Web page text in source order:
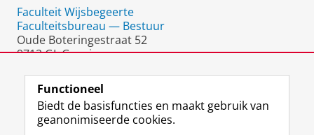
Faculteit Wijsbegeerte
Faculteitsbureau — Bestuur
Oude Boteringestraat 52
9712 GL Groningen
Functioneel
Biedt de basisfuncties en maakt gebruik van
geanonimiseerde cookies.